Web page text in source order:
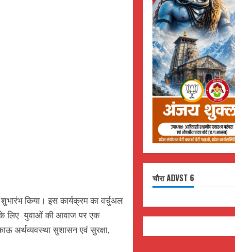
किया। इस कार्यक्रम का वर्चुअल
के लिए युवाओं की आवाज पर एक
अर्थव्यवस्था सुशासन एवं सुरक्षा,
चौरा ADVST 6